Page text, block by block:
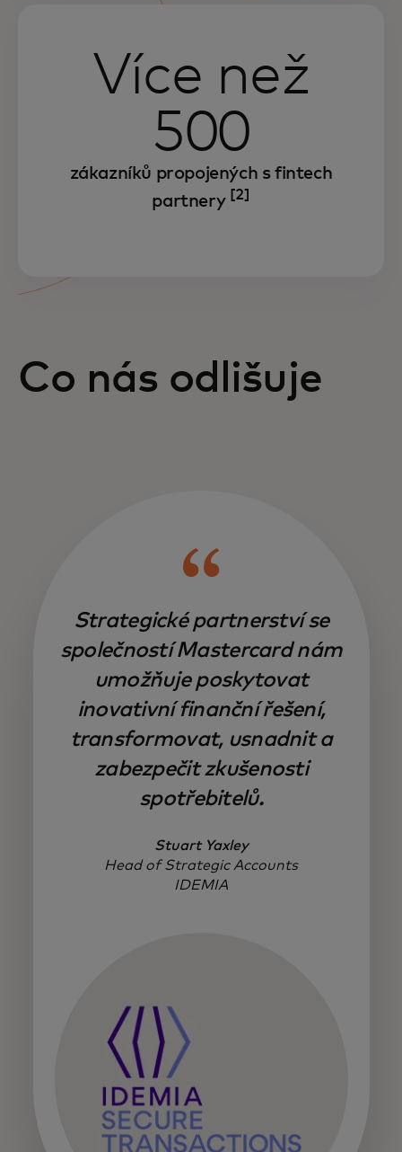
Více než
500
zákazníků propojených s fintech
partnery [2]
Co nás odlišuje
Strategické partnerství se
společností Mastercard nám
umožňuje poskytovat
inovativní finanční řešení,
transformovat, usnadnit a
zabezpečit zkušenosti
spotřebitelů.
Stuart Yaxley
Head of Strategic Accounts
IDEMIA